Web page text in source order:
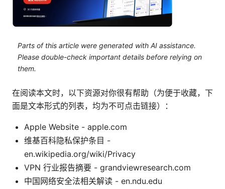
Parts of this article were generated with AI assistance.
Please double-check important details before relying on
them.
在阅读本文时，以下资源对你很有帮助（为便于收藏，下
面是文本形式的列表，均为不可点击链接）：
Apple Website - apple.com
维基百科隐私保护条目 -
en.wikipedia.org/wiki/Privacy
VPN 行业报告摘要 - grandviewresearch.com
中国网络安全法相关解读 - en.ndu.edu